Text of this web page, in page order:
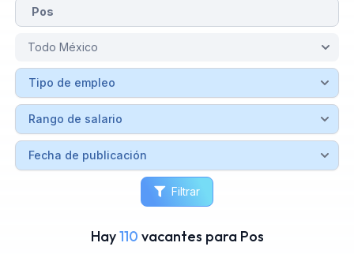
Filtrar
Hay110 vacantes para Pos